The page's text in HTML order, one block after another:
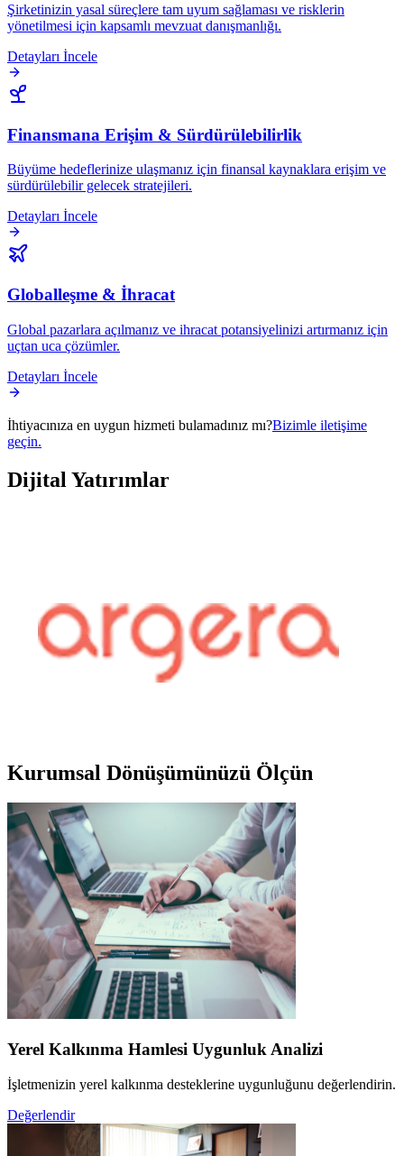
Şirketinizin yasal süreçlere tam uyum sağlaması ve risklerin
yönetilmesi için kapsamlı mevzuat danışmanlığı.
Detayları İncele
Finansmana Erişim & Sürdürülebilirlik
Büyüme hedeflerinize ulaşmanız için finansal kaynaklara erişim ve
sürdürülebilir gelecek stratejileri.
Detayları İncele
Globalleşme & İhracat
Global pazarlara açılmanız ve ihracat potansiyelinizi artırmanız için
uçtan uca çözümler.
Detayları İncele
İhtiyacınıza en uygun hizmeti bulamadınız mı?Bizimle iletişime
geçin.
Dijital Yatırımlar
Kurumsal Dönüşümünüzü Ölçün
Yerel Kalkınma Hamlesi Uygunluk Analizi
İşletmenizin yerel kalkınma desteklerine uygunluğunu değerlendirin.
Değerlendir